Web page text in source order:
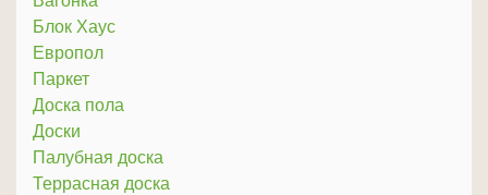
Блок Хаус
Европол
Паркет
Доска пола
Доски
Палубная доска
Террасная доска